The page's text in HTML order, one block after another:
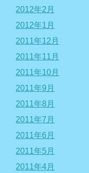
2012年2月
2012年1月
2011年12月
2011年11月
2011年10月
2011年9月
2011年8月
2011年7月
2011年6月
2011年5月
2011年4月